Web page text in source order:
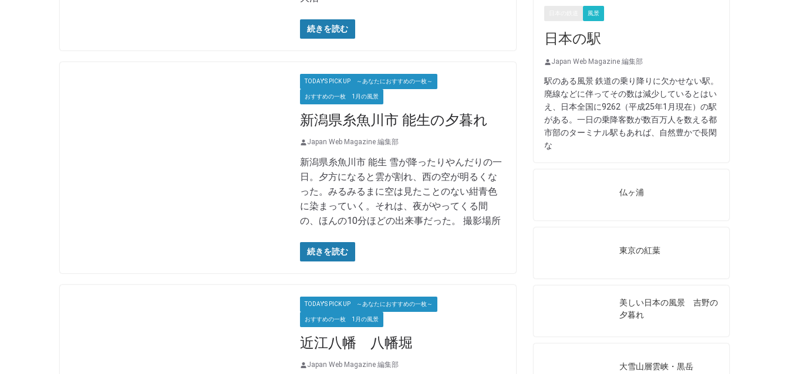
続きを読む
TODAY'S PICK UP ～あなたにおすすめの一枚～
おすすめの一枚 1月の風景
新潟県糸魚川市 能生の夕暮れ
Japan Web Magazine 編集部
新潟県糸魚川市 能生 雪が降ったりやんだりの一
日。夕方になると雲が割れ、西の空が明るくな
った。みるみるまに空は見たことのない紺青色
に染まっていく。それは、夜がやってくる間
の、ほんの10分ほどの出来事だった。 撮影場所
続きを読む
TODAY'S PICK UP ～あなたにおすすめの一枚～
おすすめの一枚 1月の風景
近江八幡 八幡堀
Japan Web Magazine 編集部
風景
日本の駅
Japan Web Magazine 編集部
駅のある風景 鉄道の乗り降りに欠かせない駅。
廃線などに伴ってその数は減少しているとはい
え、日本全国に9262（平成25年1月現在）の駅
がある。一日の乗降客数が数百万人を数える都
市部のターミナル駅もあれば、自然豊かで長閑
な
仏ヶ浦
東京の紅葉
美しい日本の風景 吉野の
夕暮れ
大雪山層雲峡・黒岳